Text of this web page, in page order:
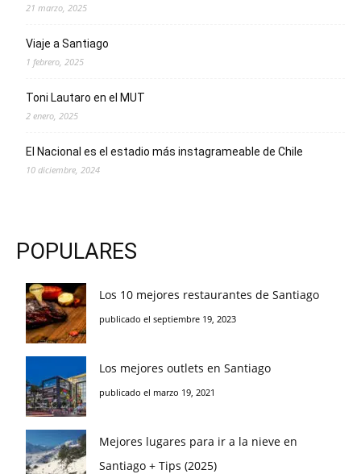
21 marzo, 2025
Viaje a Santiago
1 febrero, 2025
Toni Lautaro en el MUT
2 enero, 2025
El Nacional es el estadio más instagrameable de Chile
10 diciembre, 2024
POPULARES
Los 10 mejores restaurantes de Santiago
publicado el septiembre 19, 2023
Los mejores outlets en Santiago
publicado el marzo 19, 2021
Mejores lugares para ir a la nieve en
Santiago + Tips (2025)